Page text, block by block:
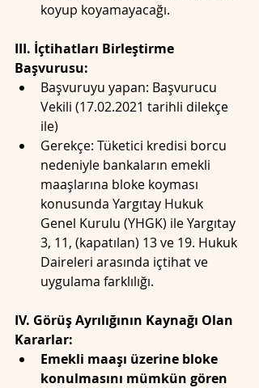
koyup koyamayacağı.
III. İçtihatları Birleştirme
Başvurusu:
Başvuruyu yapan: Başvurucu
Vekili (17.02.2021 tarihli dilekçe
ile)
Gerekçe: Tüketici kredisi borcu
nedeniyle bankaların emekli
maaşlarına bloke koyması
konusunda Yargıtay Hukuk
Genel Kurulu (YHGK) ile Yargıtay
3, 11, (kapatılan) 13 ve 19. Hukuk
Daireleri arasında içtihat ve
uygulama farklılığı.
IV. Görüş Ayrılığının Kaynağı Olan
Kararlar:
Emekli maaşı üzerine bloke
konulmasını mümkün gören